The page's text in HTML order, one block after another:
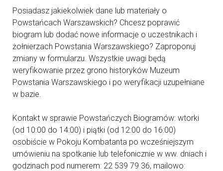
Posiadasz jakiekolwiek dane lub materiały o
Powstańcach Warszawskich? Chcesz poprawić
biogram lub dodać nowe informacje o uczestnikach i
żołnierzach Powstania Warszawskiego? Zaproponuj
zmiany w formularzu. Wszystkie uwagi będą
weryfikowanie przez grono historyków Muzeum
Powstania Warszawskiego i po weryfikacji uzupełniane
w bazie.
Kontakt w sprawie Powstańczych Biogramów: wtorki
(od 10:00 do 14:00) i piątki (od 12:00 do 16:00)
osobiście w Pokoju Kombatanta po wcześniejszym
umówieniu na spotkanie lub telefonicznie w ww. dniach i
godzinach pod numerem: 22 539 79 36, mailowo: